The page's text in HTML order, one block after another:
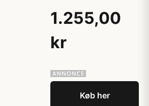
1.255,00
kr
Køb her